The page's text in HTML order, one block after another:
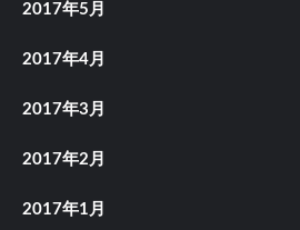
2017年5月
2017年4月
2017年3月
2017年2月
2017年1月